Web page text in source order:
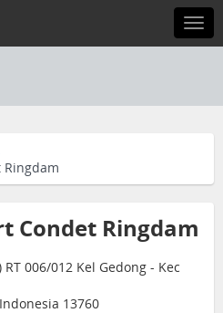
Ringdam
Condet Ringdam
RT 006/012 Kel Gedong - Kec
13760